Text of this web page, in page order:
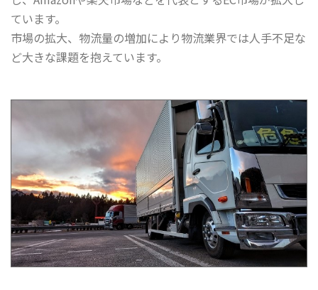
ています。
市場の拡大、物流量の増加により物流業界では人手不足な
ど大きな課題を抱えています。